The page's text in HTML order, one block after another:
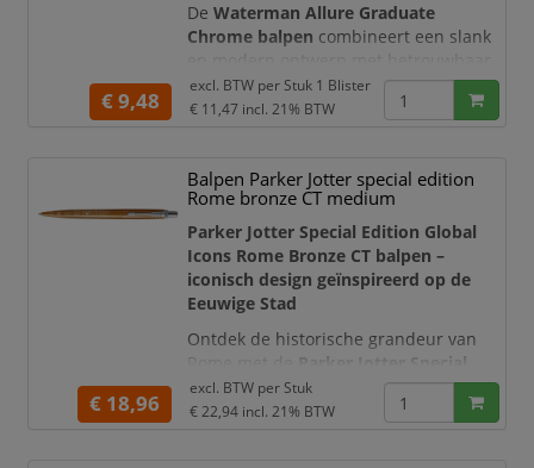
DeWaterman Allure Graduate
Chrome balpen combineert een slank
schrijfcomfort. De metalen houder en
dop zijn volledig uitgevoerd in een
Waterman-clip geeft dit de pen een
verzorgde en professionele uitstraling.
De balpen is uitgerust met eenblauwe
W
€ 9,48
excl. BTW per Stuk 1 Blister
€ 11,47 incl. 21% BTW
Balpen Parker Jotter special edition
Rome bronze CT medium
Parker Jotter Special Edition Global
Icons Rome Bronze CT balpen –
iconisch design geïnspireerd op de
Eeuwige Stad
Ontdek de historische grandeur van
Rome met de Parker Jotter Special
Edition Global Icons Rome Bronze CT
Medium. Deze bijzondere balpen uit
€ 18,96
excl. BTW per Stuk
€ 22,94 incl. 21% BTW